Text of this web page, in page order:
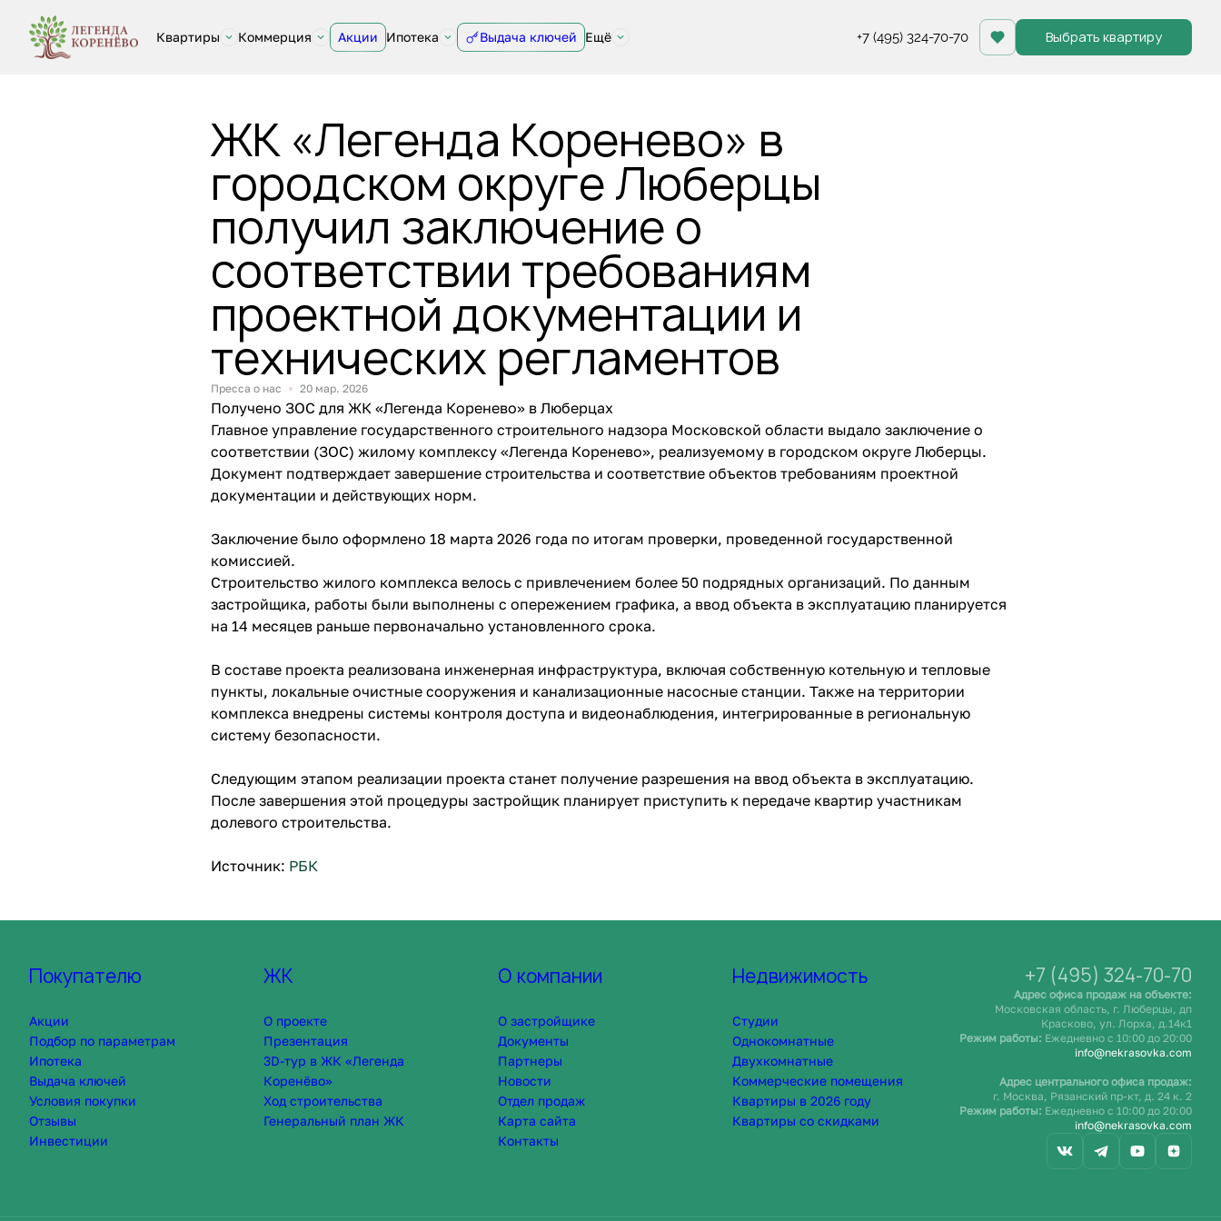
Квартиры Коммерция Акции Ипотека Выдача ключей Ещё +7 (495) 324-70-70 Выбрать квартиру
ЖК «Легенда Коренево» в
городском округе Люберцы
получил заключение о
соответствии требованиям
проектной документации и
технических регламентов
Пресса о нас 20 мар. 2026
Получено ЗОС для ЖК «Легенда Коренево» в Люберцах
Главное управление государственного строительного надзора Московской области выдало заключение о
соответствии (ЗОС) жилому комплексу «Легенда Коренево», реализуемому в городском округе Люберцы.
Документ подтверждает завершение строительства и соответствие объектов требованиям проектной
документации и действующих норм.
Заключение было оформлено 18 марта 2026 года по итогам проверки, проведенной государственной
комиссией.
Строительство жилого комплекса велось с привлечением более 50 подрядных организаций. По данным
застройщика, работы были выполнены с опережением графика, а ввод объекта в эксплуатацию планируется
на 14 месяцев раньше первоначально установленного срока.
В составе проекта реализована инженерная инфраструктура, включая собственную котельную и тепловые
пункты, локальные очистные сооружения и канализационные насосные станции. Также на территории
комплекса внедрены системы контроля доступа и видеонаблюдения, интегрированные в региональную
систему безопасности.
Следующим этапом реализации проекта станет получение разрешения на ввод объекта в эксплуатацию.
После завершения этой процедуры застройщик планирует приступить к передаче квартир участникам
долевого строительства.
Источник: РБК
Покупателю
Акции
Подбор по параметрам
Ипотека
Выдача ключей
Условия покупки
Отзывы
Инвестиции
ЖК
О проекте
Презентация
3D-тур в ЖК «Легенда
Коренёво»
Ход строительства
Генеральный план ЖК
О компании
О застройщике
Документы
Партнеры
Новости
Отдел продаж
Карта сайта
Контакты
Недвижимость
Студии
Однокомнатные
Двухкомнатные
Коммерческие помещения
Квартиры в 2026 году
Квартиры со скидками
+7 (495) 324-70-70
Адрес офиса продаж на объекте:
Московская область, г. Люберцы, дп
Красково, ул. Лорха, д.14к1
Режим работы: Ежедневно c 10:00 до 20:00
info@nekrasovka.com
Адрес центрального офиса продаж:
г. Москва, Рязанский пр-кт, д. 24 к. 2
Режим работы: Ежедневно c 10:00 до 20:00
info@nekrasovka.com